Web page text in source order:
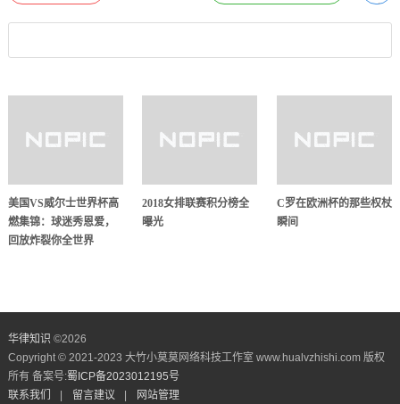
美国VS威尔士世界杯高
燃集锦：球迷秀恩爱，
回放炸裂你全世界
2018女排联赛积分榜全
曝光
C罗在欧洲杯的那些权杖
瞬间
华律知识 ©2026
Copyright © 2021-2023 大竹小莫莫网络科技工作室 www.hualvzhishi.com 版权
所有 备案号:蜀ICP备2023012195号
联系我们
留言建议 网站管理